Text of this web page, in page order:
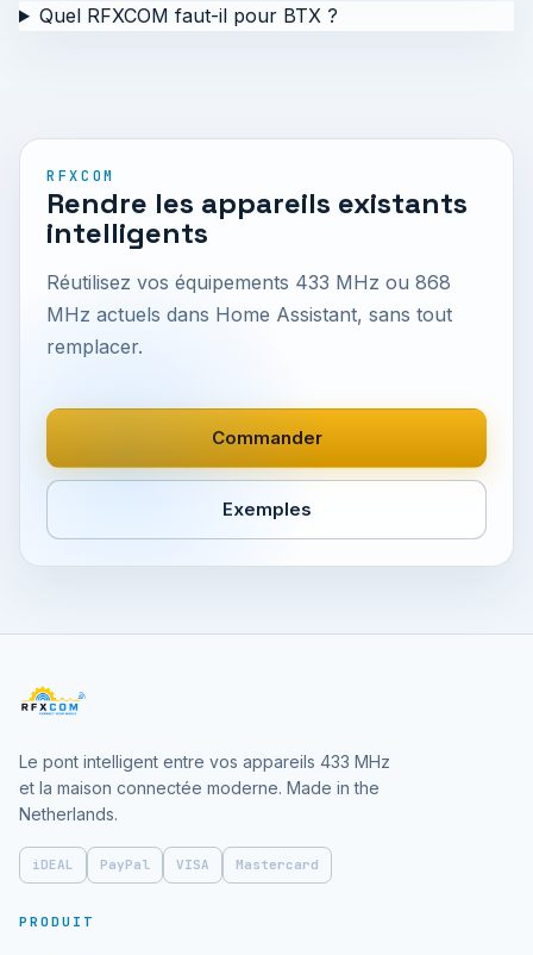
Quel RFXCOM faut-il pour BTX ?
RFXCOM
Rendre les appareils existants
intelligents
Réutilisez vos équipements 433 MHz ou 868
MHz actuels dans Home Assistant, sans tout
remplacer.
Commander
Exemples
Le pont intelligent entre vos appareils 433 MHz
et la maison connectée moderne. Made in the
Netherlands.
iDEAL PayPal VISA Mastercard
PRODUIT